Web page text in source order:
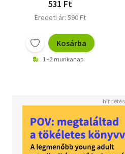
531 Ft
Eredeti ár: 590 Ft
Kosárba
1 - 2 munkanap